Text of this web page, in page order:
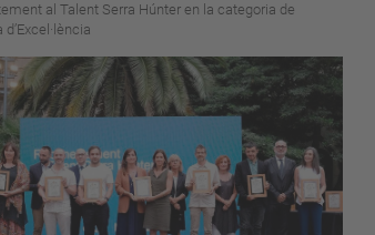
al Talent Serra Húnter en la categoria de